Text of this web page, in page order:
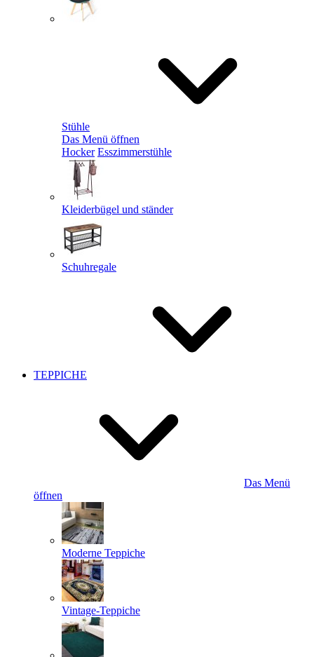
Stühle
Das Menü öffnen
Hocker Esszimmerstühle
Kleiderbügel und ständer
Schuhregale
TEPPICHE
Das Menü
öffnen
Moderne Teppiche
Vintage-Teppiche